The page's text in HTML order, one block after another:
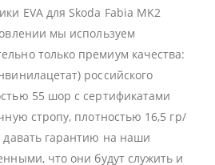
EVA для Skoda Fabia MK2
мы используем
только премиум качества:
российского
55 шор с сертификатами
стропу, плотностью 16,5 гр/
давать гарантию на наши
что они будут служить и